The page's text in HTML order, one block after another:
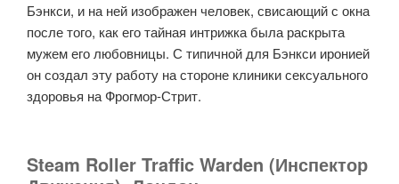
Бэнкси, и на ней изображен человек, свисающий с окна
после того, как его тайная интрижка была раскрыта
мужем его любовницы. С типичной для Бэнкси иронией
он создал эту работу на стороне клиники сексуального
здоровья на Фрогмор-Стрит.
Steam Roller Traffic Warden (Инспектор